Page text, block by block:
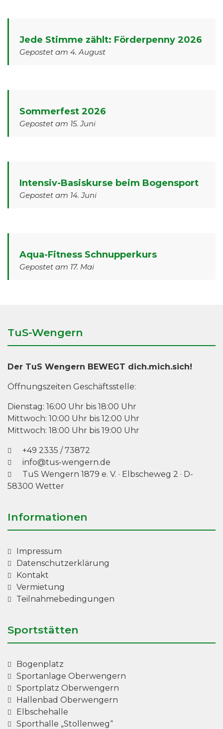
Jede Stimme zählt: Förderpenny 2026
Gepostet am 4. August
Sommerfest 2026
Gepostet am 15. Juni
Intensiv-Basiskurse beim Bogensport
Gepostet am 14. Juni
Aqua-Fitness Schnupperkurs
Gepostet am 17. Mai
TuS-Wengern
Der TuS Wengern BEWEGT dich.mich.sich!
Öffnungszeiten Geschäftsstelle:
Dienstag: 16:00 Uhr bis 18:00 Uhr
Mittwoch: 10:00 Uhr bis 12:00 Uhr
Mittwoch: 18:00 Uhr bis 19:00 Uhr
+49 2335 / 73872
info@tus-wengern.de
TuS Wengern 1879 e. V. · Elbscheweg 2 · D-
58300 Wetter
Informationen
Impressum
Datenschutzerklärung
Kontakt
Vermietung
Teilnahmebedingungen
Sportstätten
Bogenplatz
Sportanlage Oberwengern
Sportplatz Oberwengern
Hallenbad Oberwengern
Elbschehalle
Sporthalle „Stollenweg“